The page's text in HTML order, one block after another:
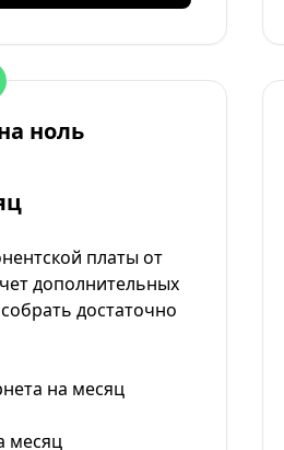
ноль
платы от
дополнительных
достаточно
на месяц
месяц